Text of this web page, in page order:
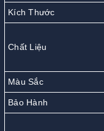
Kích Thước
Chất Liệu
Màu Sắc
Bảo Hành